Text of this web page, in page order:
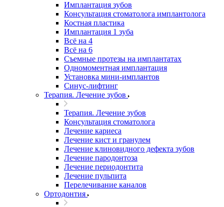
Имплантация зубов
Консультация стоматолога имплантолога
Костная пластика
Имплантация 1 зуба
Всё на 4
Всё на 6
Съемные протезы на имплантатах
Одномоментная имплантация
Установка мини-имплантов
Синус-лифтинг
Терапия. Лечение зубов
Терапия. Лечение зубов
Консультация стоматолога
Лечение кариеса
Лечение кист и гранулем
Лечение клиновидного дефекта зубов
Лечение пародонтоза
Лечение периодонтита
Лечение пульпита
Перелечивание каналов
Ортодонтия